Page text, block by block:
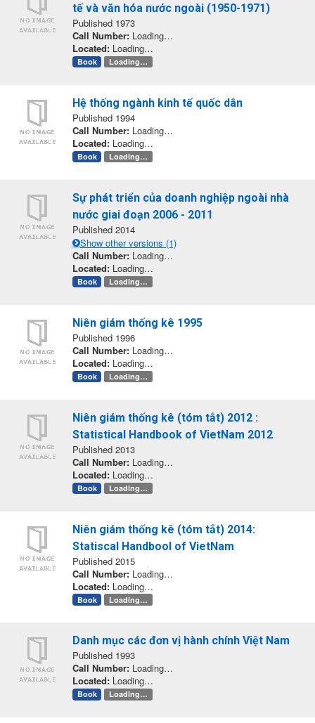
tế và văn hóa nước ngoài (1950-1971)
Published 1973
Call Number: Loading…
Located: Loading…
Book Loading…
Hệ thống ngành kinh tế quốc dân
Published 1994
Call Number: Loading…
Located: Loading…
Book Loading…
Sự phát triển của doanh nghiệp ngoài nhà
nước giai đoạn 2006 - 2011
Published 2014
Show other versions (1)
Call Number: Loading…
Located: Loading…
Book Loading…
Niên giám thống kê 1995
Published 1996
Call Number: Loading…
Located: Loading…
Book Loading…
Niên giám thống kê (tóm tắt) 2012 :
Statistical Handbook of VietNam 2012
Published 2013
Call Number: Loading…
Located: Loading…
Book Loading…
Niên giám thống kê (tóm tắt) 2014:
Statiscal Handbool of VietNam
Published 2015
Call Number: Loading…
Located: Loading…
Book Loading…
Danh mục các đơn vị hành chính Việt Nam
Published 1993
Call Number: Loading…
Located: Loading…
Book Loading…